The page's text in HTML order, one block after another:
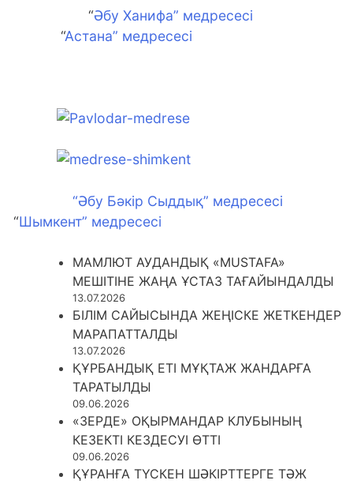
“Әбу Ханифа” медресесі
“Астана” медресесі
“Әбу Бәкір Сыддық” медресесі
“Шымкент” медресесі
МАМЛЮТ АУДАНДЫҚ «MUSTAFA»
МЕШІТІНЕ ЖАҢА ҰСТАЗ ТАҒАЙЫНДАЛДЫ
13.07.2026
БІЛІМ САЙЫСЫНДА ЖЕҢІСКЕ ЖЕТКЕНДЕР
МАРАПАТТАЛДЫ
13.07.2026
ҚҰРБАНДЫҚ ЕТІ МҰҚТАЖ ЖАНДАРҒА
ТАРАТЫЛДЫ
09.06.2026
«ЗЕРДЕ» ОҚЫРМАНДАР КЛУБЫНЫҢ
КЕЗЕКТІ КЕЗДЕСУІ ӨТТІ
09.06.2026
ҚҰРАНҒА ТҮСКЕН ШӘКІРТТЕРГЕ ТӘЖ